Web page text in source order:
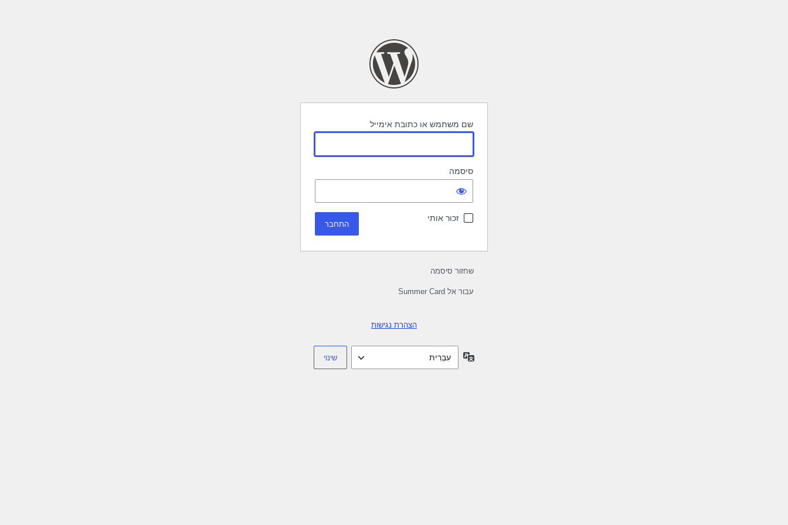
שם משתמש או כתובת אימייל
סיסמה
זכור אותי
שחזור סיסמה
עבור אל Summer Card
הצהרת נגישות
שפה